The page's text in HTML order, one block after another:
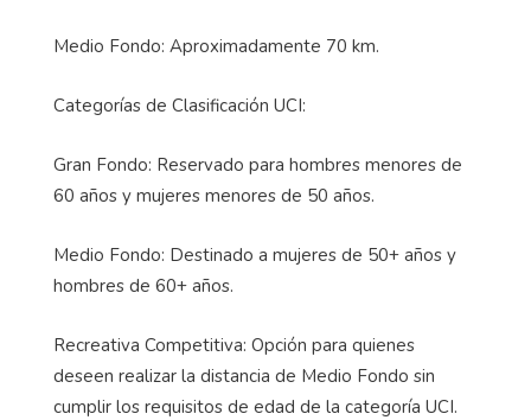
Medio Fondo: Aproximadamente 70 km.
Categorías de Clasificación UCI:
Gran Fondo: Reservado para hombres menores de
60 años y mujeres menores de 50 años.
Medio Fondo: Destinado a mujeres de 50+ años y
hombres de 60+ años.
Recreativa Competitiva: Opción para quienes
deseen realizar la distancia de Medio Fondo sin
cumplir los requisitos de edad de la categoría UCI.